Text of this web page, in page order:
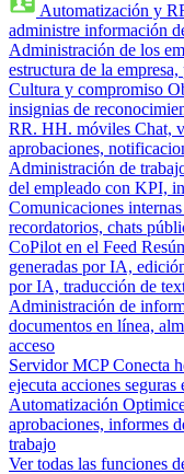
Automatización y
administre información
Administración de los
estructura de la
Cultura y compromiso
insignias de
RR. HH. móviles Chat,
aprobaciones,
Administración de
del empleado con KPI,
Comunicaciones internas
recordatorios, chats
CoPilot en el Feed
generadas por IA,
por IA, traducción de
Administración de
documentos en línea,
acceso
Servidor MCP Conecta
ejecuta acciones
Automatización
aprobaciones, informes
trabajo
Ver todas las funciones